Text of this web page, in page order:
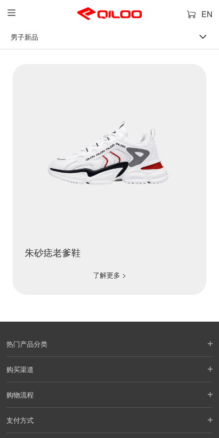
EN
男子新品
朱砂痣老爹鞋
了解更多 >
热门产品分类
购买渠道
购物流程
支付方式